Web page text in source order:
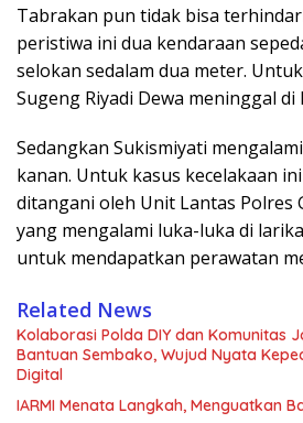
Tabrakan pun tidak bisa
peristiwa ini dua kendaraan
selokan sedalam dua meter.
Sugeng Riyadi Dewa meninggal di
Sedangkan Sukismiyati
kanan. Untuk kasus kecelakaan
ditangani oleh Unit Lantas Polres
yang mengalami luka-luka di
untuk mendapatkan perawatan
Related News
Kolaborasi Polda DIY dan Komunitas
Bantuan Sembako, Wujud Nyata
Digital
IARMI Menata Langkah, Menguatkan